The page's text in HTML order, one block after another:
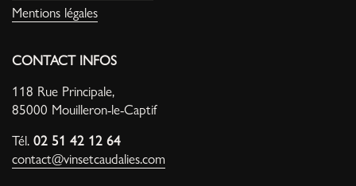
Mentions légales
CONTACT INFOS
118 Rue Principale,
85000 Mouilleron-le-Captif
Tél. 02 51 42 12 64
contact@vinsetcaudalies.com